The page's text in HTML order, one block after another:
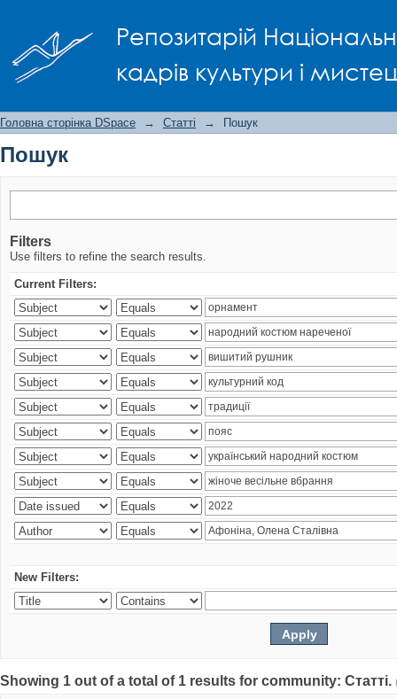
Репозитарій
кадрів культури і
Головна сторінка DSpace → Статті → Пошук
Пошук
Filters
Use filters to refine the search results.
Current Filters:
New Filters:
Showing 1 out of a total of 1 results for community: Статті.